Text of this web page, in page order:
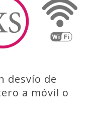
desvío de
a móvil o